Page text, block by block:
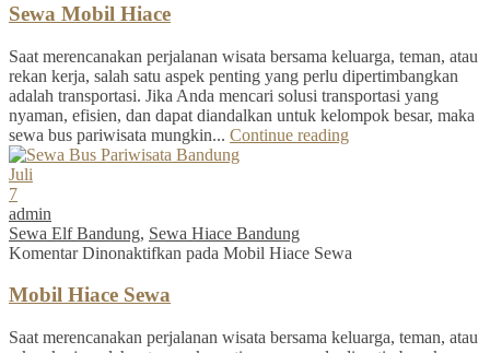
Sewa Mobil Hiace
Saat merencanakan perjalanan wisata bersama keluarga, teman, atau
rekan kerja, salah satu aspek penting yang perlu dipertimbangkan
adalah transportasi. Jika Anda mencari solusi transportasi yang
nyaman, efisien, dan dapat diandalkan untuk kelompok besar, maka
sewa bus pariwisata mungkin... Continue reading
Juli
7
admin
Sewa Elf Bandung, Sewa Hiace Bandung
Komentar Dinonaktifkan pada Mobil Hiace Sewa
Mobil Hiace Sewa
Saat merencanakan perjalanan wisata bersama keluarga, teman, atau